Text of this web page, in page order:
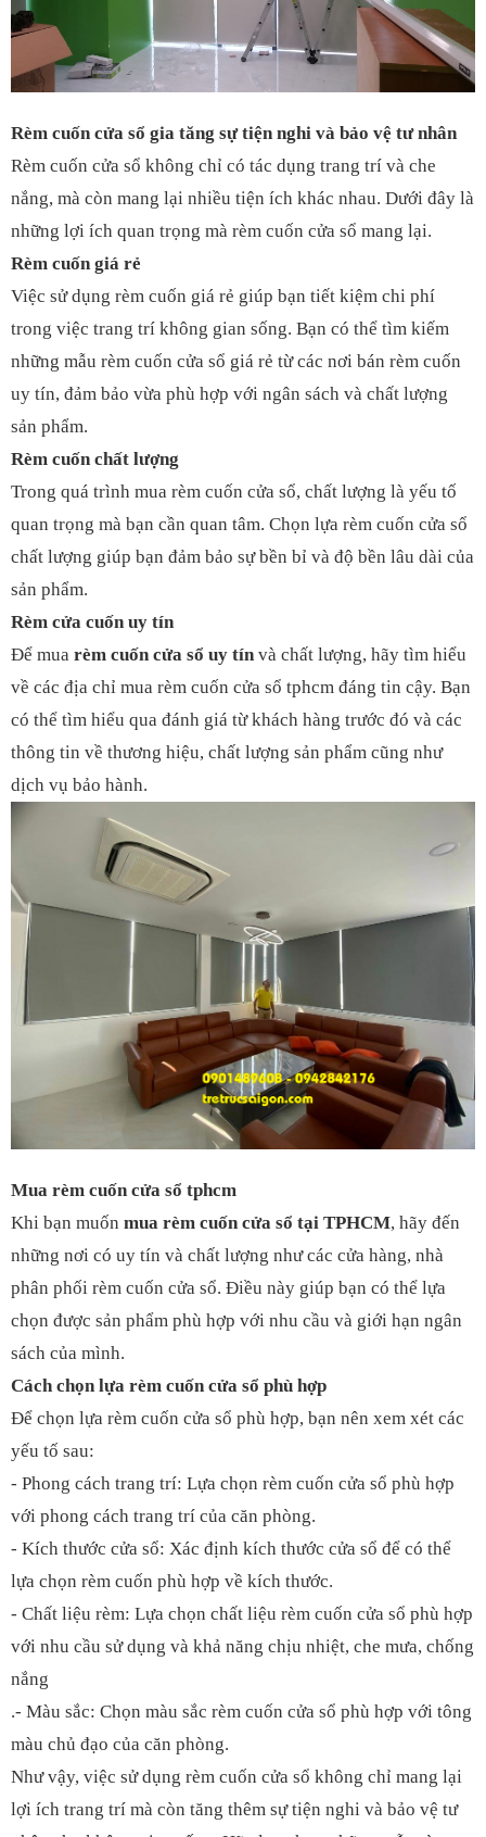
Rèm cuốn cửa sổ gia tăng sự tiện nghi và bảo vệ tư nhân
Rèm cuốn cửa sổ không chỉ có tác dụng trang trí và che
nắng, mà còn mang lại nhiều tiện ích khác nhau. Dưới đây là
những lợi ích quan trọng mà rèm cuốn cửa sổ mang lại.
Rèm cuốn giá rẻ
Việc sử dụng rèm cuốn giá rẻ giúp bạn tiết kiệm chi phí
trong việc trang trí không gian sống. Bạn có thể tìm kiếm
những mẫu rèm cuốn cửa sổ giá rẻ từ các nơi bán rèm cuốn
uy tín, đảm bảo vừa phù hợp với ngân sách và chất lượng
sản phẩm.
Rèm cuốn chất lượng
Trong quá trình mua rèm cuốn cửa sổ, chất lượng là yếu tố
quan trọng mà bạn cần quan tâm. Chọn lựa rèm cuốn cửa sổ
chất lượng giúp bạn đảm bảo sự bền bỉ và độ bền lâu dài của
sản phẩm.
Rèm cửa cuốn uy tín
Để mua rèm cuốn cửa sổ uy tínvà chất lượng, hãy tìm hiểu
về các địa chỉ mua rèm cuốn cửa sổ tphcm đáng tin cậy. Bạn
có thể tìm hiểu qua đánh giá từ khách hàng trước đó và các
thông tin về thương hiệu, chất lượng sản phẩm cũng như
dịch vụ bảo hành.
Mua rèm cuốn cửa sổ tphcm
Khi bạn muốn mua rèm cuốn cửa sổ tại TPHCM, hãy đến
những nơi có uy tín và chất lượng như các cửa hàng, nhà
phân phối rèm cuốn cửa sổ. Điều này giúp bạn có thể lựa
chọn được sản phẩm phù hợp với nhu cầu và giới hạn ngân
sách của mình.
Cách chọn lựa rèm cuốn cửa sổ phù hợp
Để chọn lựa rèm cuốn cửa sổ phù hợp, bạn nên xem xét các
yếu tố sau:
- Phong cách trang trí: Lựa chọn rèm cuốn cửa sổ phù hợp
với phong cách trang trí của căn phòng.
- Kích thước cửa sổ: Xác định kích thước cửa sổ để có thể
lựa chọn rèm cuốn phù hợp về kích thước.
- Chất liệu rèm: Lựa chọn chất liệu rèm cuốn cửa sổ phù hợp
với nhu cầu sử dụng và khả năng chịu nhiệt, che mưa, chống
nắng
.- Màu sắc: Chọn màu sắc rèm cuốn cửa sổ phù hợp với tông
màu chủ đạo của căn phòng.
Như vậy, việc sử dụng rèm cuốn cửa sổ không chỉ mang lại
lợi ích trang trí mà còn tăng thêm sự tiện nghi và bảo vệ tư